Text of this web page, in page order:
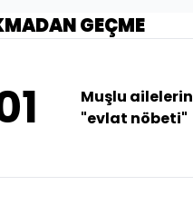
GEÇME
Muşlu ailelerin
"evlat nöbeti"